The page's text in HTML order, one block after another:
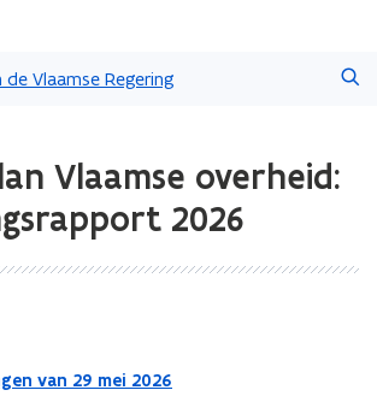
en
naar
gaan
de Vlaamse Regering
Vlaamse overheid:
2026
van 29 mei 2026